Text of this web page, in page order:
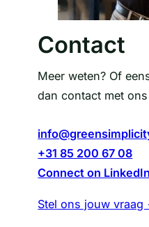
Contact
Meer weten? Of
dan contact met
+31 85 200 67 08
Connect on LinkedIn
Stel ons jouw vraag